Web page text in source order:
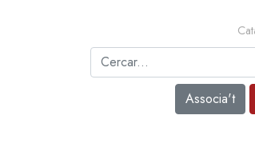
Associa't